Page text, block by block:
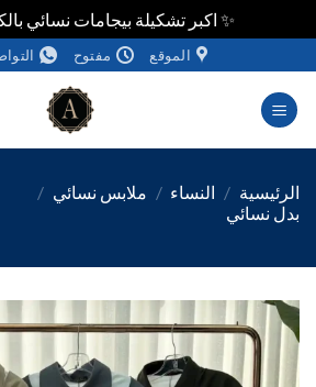
✨ اكبر تشكيلة بيجامات نسائي
الموقع مفتوح التواصل
/ النساء / ملابس نسائي /
نسائي